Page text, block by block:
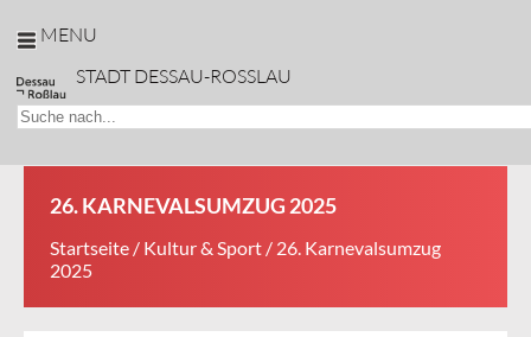
MENU
STADT DESSAU-ROSSLAU
26. KARNEVALSUMZUG 2025
Startseite / Kultur & Sport / 26. Karnevalsumzug
2025